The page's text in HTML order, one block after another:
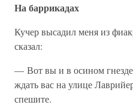
На баррикадах
Кучер высадил меня из
сказал:
— Вот вы и в осином
ждать вас на улице
спешите.